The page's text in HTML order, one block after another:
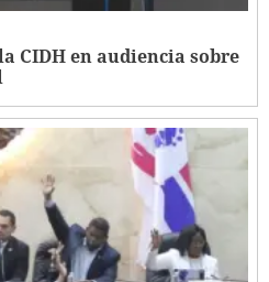
CIDH en audiencia sobre